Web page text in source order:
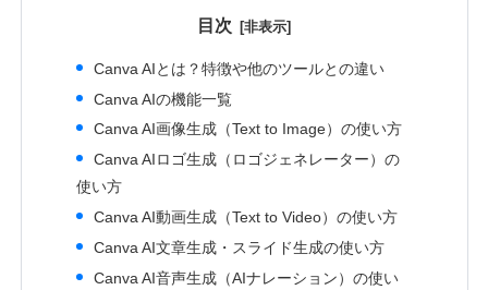
目次
Canva AIとは？特徴や他のツールとの違い
Canva AIの機能一覧
Canva AI画像生成（Text to Image）の使い方
Canva AIロゴ生成（ロゴジェネレーター）の
使い方
Canva AI動画生成（Text to Video）の使い方
Canva AI文章生成・スライド生成の使い方
Canva AI音声生成（AIナレーション）の使い